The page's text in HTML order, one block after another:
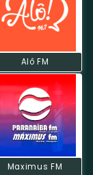
Alô FM
Maximus FM